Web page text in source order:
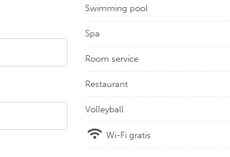
Swimming pool
Spa
Room service
Restaurant
Volleyball
Wi-Fi gratis